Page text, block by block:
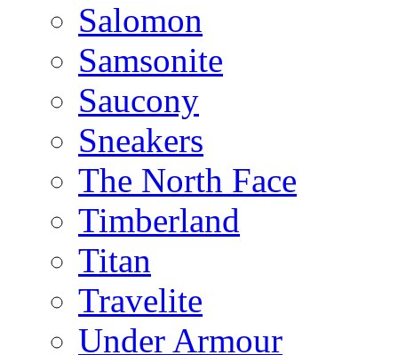
Salomon
Samsonite
Saucony
Sneakers
The North Face
Timberland
Titan
Travelite
Under Armour